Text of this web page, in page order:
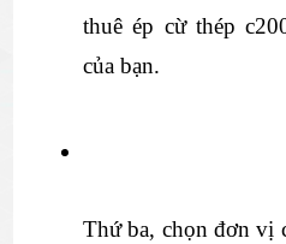
thuê ép cừ thép
của bạn.
Thứ ba, chọn đơn vị